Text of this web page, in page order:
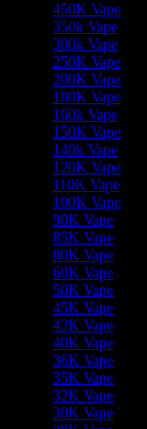
450K Vape
350k Vape
300k Vape
250K Vape
200K Vape
180K Vape
160k Vape
150K Vape
140k Vape
120K Vape
110K Vape
100K Vape
90K Vape
85K Vape
80K Vape
60K Vape
50K Vape
45K Vape
42K Vape
40K Vape
36K Vape
35K Vape
32K Vape
30K Vape